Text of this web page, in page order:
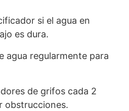
si el agua en
es dura.
agua regularmente para
de grifos cada 2
obstrucciones.